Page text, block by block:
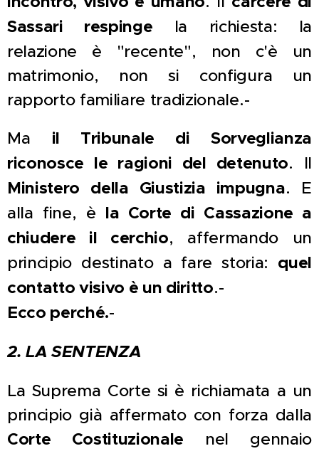
Sassari respinge la richiesta: la
relazione è "recente", non c'è un
matrimonio, non si configura un
rapporto familiare tradizionale.-
Ma il Tribunale di Sorveglianza
riconosce le ragioni del detenuto. Il
Ministero della Giustizia impugna. E
alla fine, è la Corte di Cassazione a
chiudere il cerchio, affermando un
principio destinato a fare storia: quel
contatto visivo è un diritto.-
Ecco perché.-
2. LA SENTENZA
La Suprema Corte si è richiamata a un
principio già affermato con forza dalla
Corte Costituzionale nel gennaio